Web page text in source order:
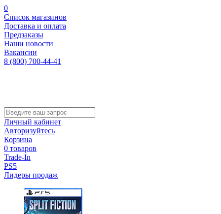
0
Список магазинов
Доставка и оплата
Предзаказы
Наши новости
Вакансии
8 (800) 700-44-41
Личный кабинет
Авторизуйтесь
Корзина
0 товаров
Trade-In
PS5
Лидеры продаж